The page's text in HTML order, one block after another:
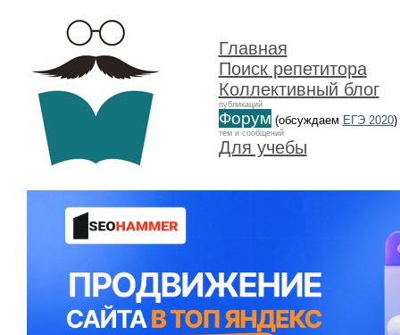
Главная
Поиск репетитора
Коллективный блог
публикаций
Форум (обсуждаем ЕГЭ 2020)
тем и сообщений
Для учебы